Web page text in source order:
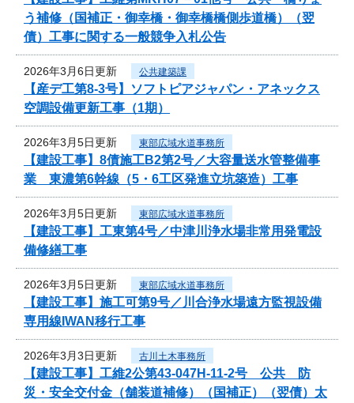
う補修（国補正・御幸橋・御幸橋橋側歩道橋）（翌
債）工事に関する一般競争入札公告
2026年3月6日更新 公共建築課
【産デ工第8-3号】ソフトピアジャパン・アネックス
空調設備更新工事（1期）
2026年3月5日更新 東部広域水道事務所
【建設工事】8債施工B2第2号／大容量送水管整備事
業 東濃第6幹線（5・6工区発進立坑築造）工事
2026年3月5日更新 東部広域水道事務所
【建設工事】工東第4号／中津川浄水場非常用発電設
備修繕工事
2026年3月5日更新 東部広域水道事務所
【建設工事】施工可第9号／川合浄水場遠方監視設備
専用線IWAN移行工事
2026年3月3日更新 古川土木事務所
【建設工事】工維2公第43-047H-11-2号 公共 防
災・安全交付金（舗装道補修）（国補正）（翌債）太